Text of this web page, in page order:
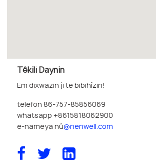
Em dixwazin ji te bibihîzin!
telefon 86-757-85856069
e-nameya nû @nenwell.com